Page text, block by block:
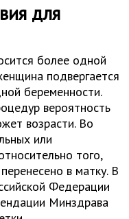
для
более одной
подвергается
беременности.
вероятность
возрасти. Во
или
того,
в матку. В
Федерации
Минздрава